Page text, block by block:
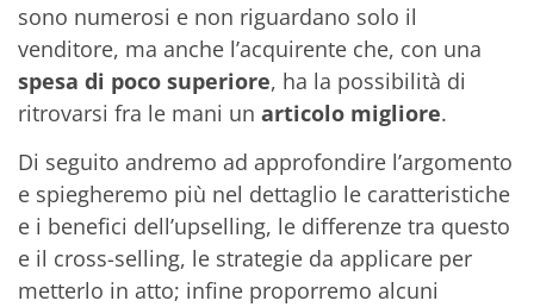
sono numerosi e non riguardano solo il
venditore, ma anche l’acquirente che, con una
spesa di poco superiore, ha la possibilità di
ritrovarsi fra le mani un articolo migliore.
Di seguito andremo ad approfondire l’argomento
e spiegheremo più nel dettaglio le caratteristiche
e i benefici dell’upselling, le differenze tra questo
e il cross-selling, le strategie da applicare per
metterlo in atto; infine proporremo alcuni